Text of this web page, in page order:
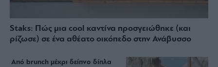
Staks: Πώς μια cool καντίνα προσγειώθηκε (και
ρίζωσε) σε ένα αθέατο οικόπεδο στην Ανάβυσσο
Από brunch μέχρι δείπνο δίπλα